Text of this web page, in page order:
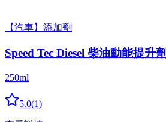
【汽車】添加劑
Speed Tec Diesel 柴油動能提升劑
250ml
5.0(1)